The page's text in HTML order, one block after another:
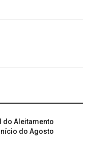
do Aleitamento
do Agosto